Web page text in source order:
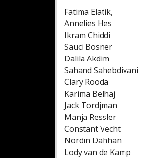
Fatima Elatik,
Annelies Hes
Ikram Chiddi
Sauci Bosner
Dalila Akdim
Sahand Sahebdivani
Clary Rooda
Karima Belhaj
Jack Tordjman
Manja Ressler
Constant Vecht
Nordin Dahhan
Lody van de Kamp